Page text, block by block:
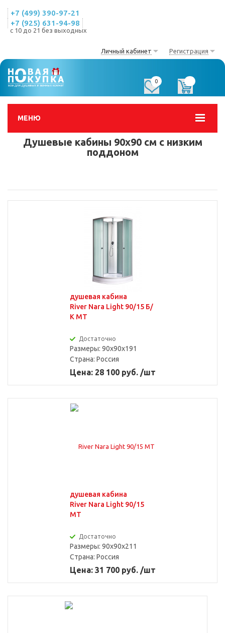
+7 (499) 390-97-21
+7 (925) 631-94-98
с 10 до 21 без выходных
Личный кабинет Регистрация
МЕНЮ
0
Душевые кабины 90х90 см с низким
поддоном
душевая кабина
River Nara Light 90/15 Б/
К MT
Достаточно
Размеры: 90x90x191
Страна: Россия
Цена: 28 100 руб. /шт
душевая кабина
River Nara Light 90/15
MT
Достаточно
Размеры: 90x90x211
Страна: Россия
Цена: 31 700 руб. /шт